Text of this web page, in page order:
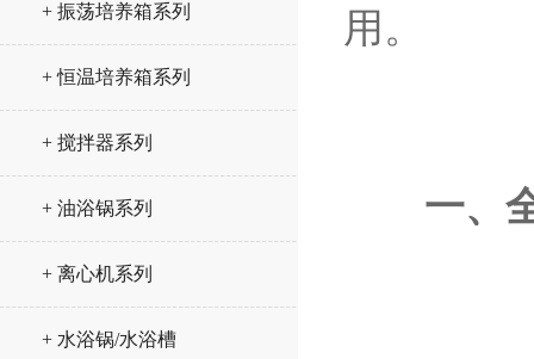
+ 振荡培养箱系列
+ 恒温培养箱系列
+ 搅拌器系列
+ 油浴锅系列
+ 离心机系列
+ 水浴锅/水浴槽
用。
一、